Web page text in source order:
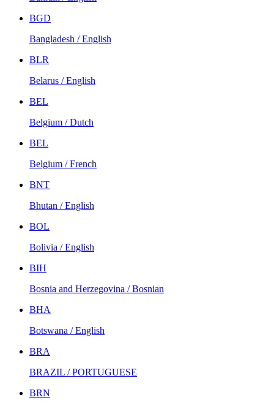
BGD
Bangladesh / English
BLR
Belarus / English
BEL
Belgium / Dutch
BEL
Belgium / French
BNT
Bhutan / English
BOL
Bolivia / English
BIH
Bosnia and Herzegovina / Bosnian
BHA
Botswana / English
BRA
BRAZIL / PORTUGUESE
BRN